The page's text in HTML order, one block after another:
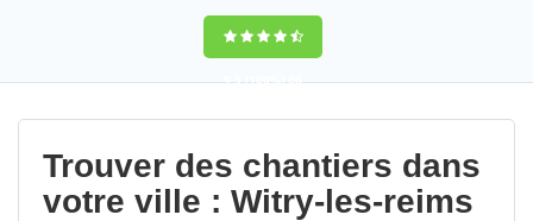
9,5(100%)66
votes
Trouver des chantiers dans
votre ville : Witry-les-reims